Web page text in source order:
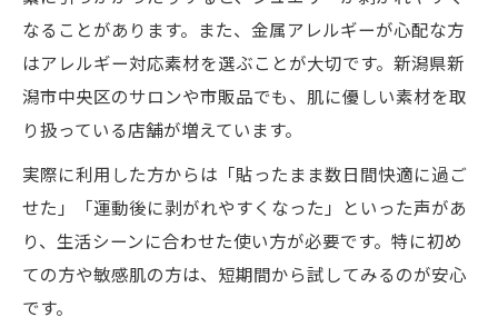
なることがあります。また、金属アレルギーが心配な方
はアレルギー対応素材を選ぶことが大切です。新潟県新
潟市中央区のサロンや市販品でも、肌に優しい素材を取
り扱っている店舗が増えています。
実際に利用した方からは「貼ったまま数日間快適に過ご
せた」「運動後に剥がれやすくなった」といった声があ
り、生活シーンに合わせた使い方が必要です。特に初め
ての方や敏感肌の方は、短期間から試してみるのが安心
です。